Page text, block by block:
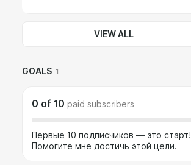
VIEW ALL
GOALS 1
0 of 10 paid subscribers
Первые 10 подписчиков — это старт!
Помогите мне достичь этой цели.